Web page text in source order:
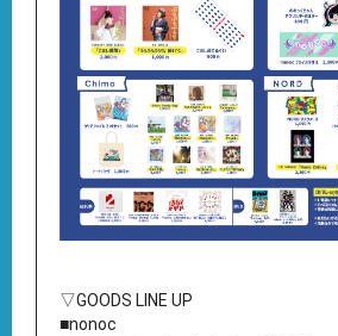
▽GOODS LINE UP
■nonoc